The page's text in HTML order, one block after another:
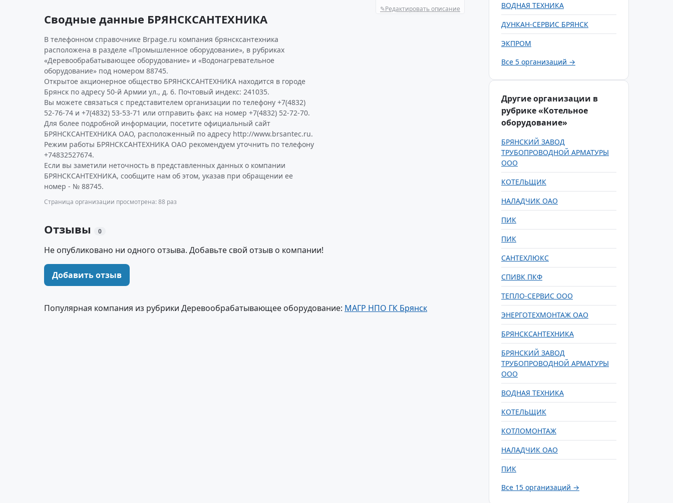
✎Редактировать описание
Сводные данные БРЯНСКСАНТЕХНИКА
В телефонном справочнике Brpage.ru компания брянсксантехника
расположена в разделе «Промышленное оборудование», в рубриках
«Деревообрабатывающее оборудование» и «Водонагревательное
оборудование» под номером 88745.
Открытое акционерное общество БРЯНСКСАНТЕХНИКА находится в городе
Брянск по адресу 50-й Армии ул., д. 6. Почтовый индекс: 241035.
Вы можете связаться с представителем организации по телефону +7(4832)
52-76-74 и +7(4832) 53-53-71 или отправить факс на номер +7(4832) 52-72-70.
Для более подробной информации, посетите официальный сайт
БРЯНСКСАНТЕХНИКА ОАО, расположенный по адресу http://www.brsantec.ru.
Режим работы БРЯНСКСАНТЕХНИКА ОАО рекомендуем уточнить по телефону
+74832527674.
Если вы заметили неточность в представленных данных о компании
БРЯНСКСАНТЕХНИКА, сообщите нам об этом, указав при обращении ее
номер - № 88745.
Страница организации просмотрена: 88 раз
Отзывы 0
Не опубликовано ни одного отзыва. Добавьте свой отзыв о компании!
Добавить отзыв
Популярная компания из рубрики Деревообрабатывающее оборудование: МАГР НПО ГК Брянск
ВОДНАЯ ТЕХНИКА
ДУНКАН-СЕРВИС БРЯНСК
ЭКПРОМ
Все 5 организаций →
Другие организации в
рубрике «Котельное
оборудование»
БРЯНСКИЙ ЗАВОД
ТРУБОПРОВОДНОЙ АРМАТУРЫ
ООО
КОТЕЛЬЩИК
НАЛАДЧИК ОАО
ПИК
ПИК
САНТЕХЛЮКС
СПИВК ПКФ
ТЕПЛО-СЕРВИС ООО
ЭНЕРГОТЕХМОНТАЖ ОАО
БРЯНСКСАНТЕХНИКА
БРЯНСКИЙ ЗАВОД
ТРУБОПРОВОДНОЙ АРМАТУРЫ
ООО
ВОДНАЯ ТЕХНИКА
КОТЕЛЬЩИК
КОТЛОМОНТАЖ
НАЛАДЧИК ОАО
ПИК
Все 15 организаций →